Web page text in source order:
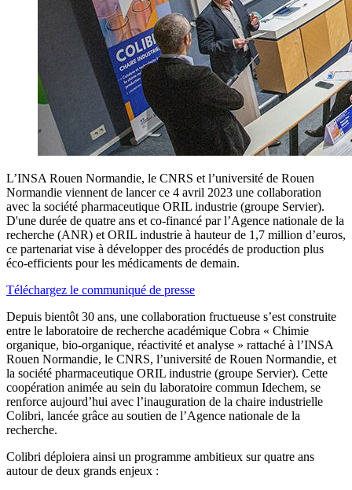
L’INSA Rouen Normandie, le CNRS et l’université de Rouen
Normandie viennent de lancer ce 4 avril 2023 une collaboration
avec la société pharmaceutique ORIL industrie (groupe Servier).
D'une durée de quatre ans et co-financé par l’Agence nationale de la
recherche (ANR) et ORIL industrie à hauteur de 1,7 million d’euros,
ce partenariat vise à développer des procédés de production plus
éco-efficients pour les médicaments de demain.
Téléchargez le communiqué de presse
Depuis bientôt 30 ans, une collaboration fructueuse s’est construite
entre le laboratoire de recherche académique Cobra « Chimie
organique, bio-organique, réactivité et analyse » rattaché à l’INSA
Rouen Normandie, le CNRS, l’université de Rouen Normandie, et
la société pharmaceutique ORIL industrie (groupe Servier). Cette
coopération animée au sein du laboratoire commun Idechem, se
renforce aujourd’hui avec l’inauguration de la chaire industrielle
Colibri, lancée grâce au soutien de l’Agence nationale de la
recherche.
Colibri déploiera ainsi un programme ambitieux sur quatre ans
autour de deux grands enjeux :